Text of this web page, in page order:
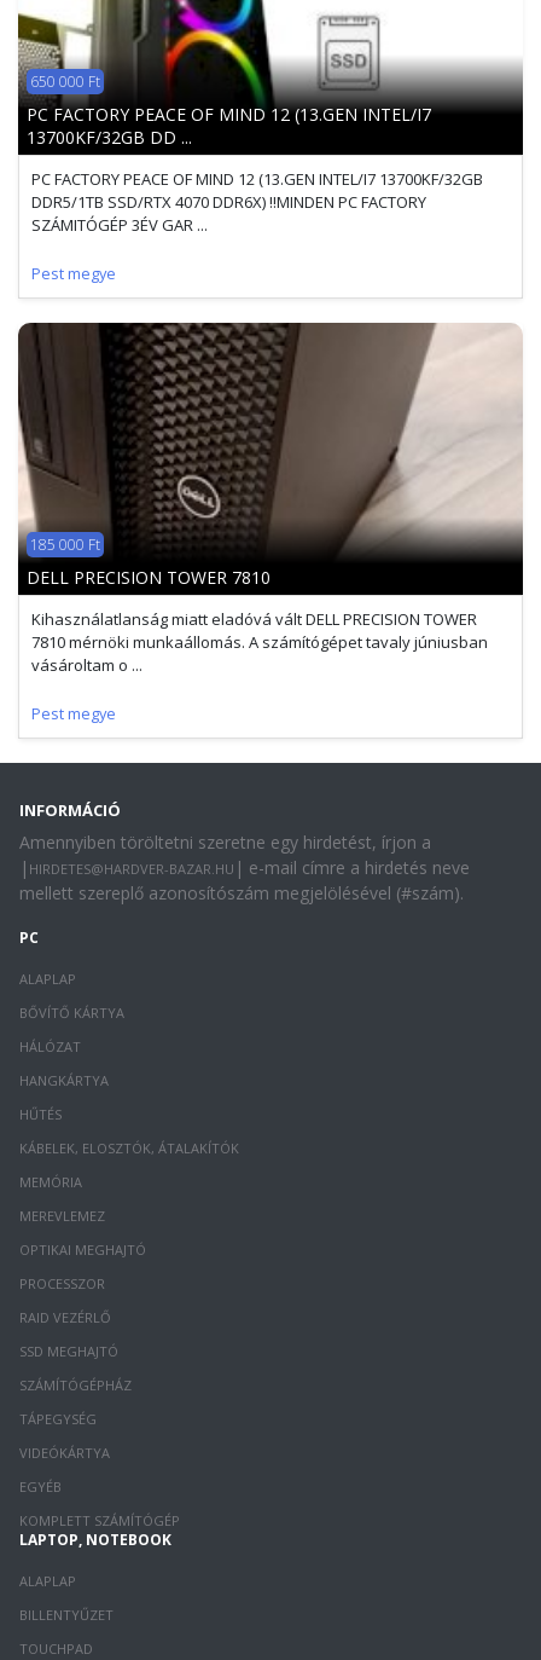
650 000 Ft
PC FACTORY PEACE OF MIND 12 (13.GEN INTEL/I7
13700KF/32GB DD ...
PC FACTORY PEACE OF MIND 12 (13.GEN INTEL/I7 13700KF/32GB
DDR5/1TB SSD/RTX 4070 DDR6X) !!MINDEN PC FACTORY
SZÁMITÓGÉP 3ÉV GAR ...
Pest megye
185 000 Ft
DELL PRECISION TOWER 7810
Kihasználatlanság miatt eladóvá vált DELL PRECISION TOWER
7810 mérnöki munkaállomás. A számítógépet tavaly júniusban
vásároltam o ...
Pest megye
INFORMÁCIÓ
Amennyiben töröltetni szeretne egy hirdetést, írjon a
| HIRDETES@HARDVER-BAZAR.HU | e-mail címre a hirdetés neve
mellett szereplő azonosítószám megjelölésével (#szám).
PC
ALAPLAP
BŐVÍTŐ KÁRTYA
HÁLÓZAT
HANGKÁRTYA
HŰTÉS
KÁBELEK, ELOSZTÓK, ÁTALAKÍTÓK
MEMÓRIA
MEREVLEMEZ
OPTIKAI MEGHAJTÓ
PROCESSZOR
RAID VEZÉRLŐ
SSD MEGHAJTÓ
SZÁMÍTÓGÉPHÁZ
TÁPEGYSÉG
VIDEÓKÁRTYA
EGYÉB
KOMPLETT SZÁMÍTÓGÉP
LAPTOP, NOTEBOOK
ALAPLAP
BILLENTYŰZET
TOUCHPAD